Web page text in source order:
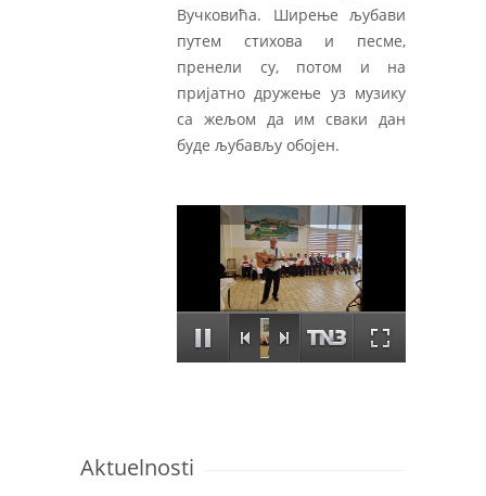
Вучковића. Ширење љубави
путем стихова и песме,
пренели су, потом и на
пријатно дружење уз музику
са жељом да им сваки дан
буде љубављу обојен.
Aktuelnosti